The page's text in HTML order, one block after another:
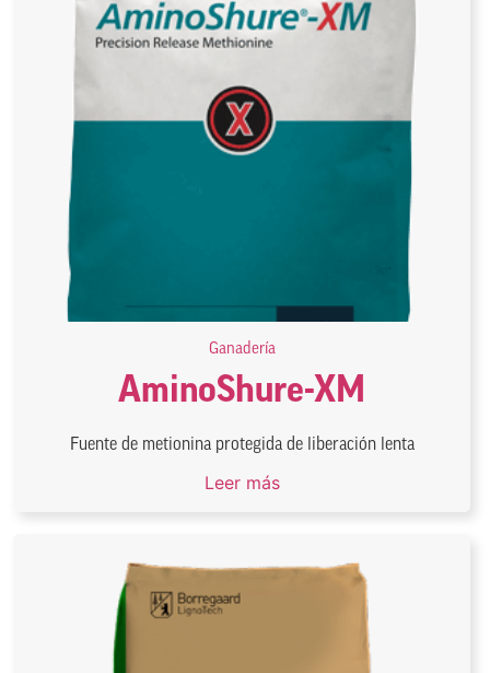
Ganadería
AminoShure-XM
Fuente de metionina protegida de liberación lenta
Leer más